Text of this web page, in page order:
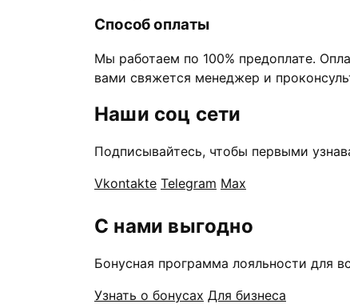
Способ оплаты
Мы работаем по 100% предоплате.
вами свяжется менеджер и
Наши соц сети
Подписывайтесь, чтобы первыми
Vkontakte Telegram Max
С нами выгодно
Бонусная программа лояльности для
Узнать о бонусах Для бизнеса